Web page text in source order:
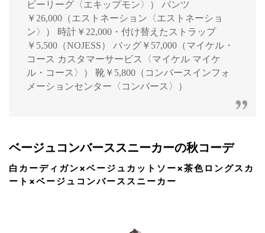
ビーリーグ〈エキップモン〉） パンツ
￥26,000（エストネーション〈エストネーショ
ン〉） 時計￥22,000・付け替えたストラップ
￥5,500（NOJESS） バッグ￥57,000（マイケル・
コース カスタマーサービス〈マイケル マイケ
ル・コース〉） 靴￥5,800（コンバースインフォ
メーションセンター〈コンバース〉）
ベージュコンバーススニーカーの秋コーデ
白カーディガン×ベージュカットソー×茶色ロングスカ
ート×ベージュコンバーススニーカー